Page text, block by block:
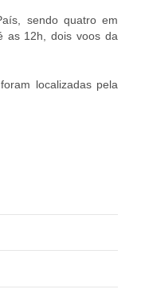
sendo quatro em
as 12h, dois voos da
localizadas pela